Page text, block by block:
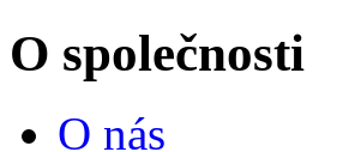
O společnosti
O nás